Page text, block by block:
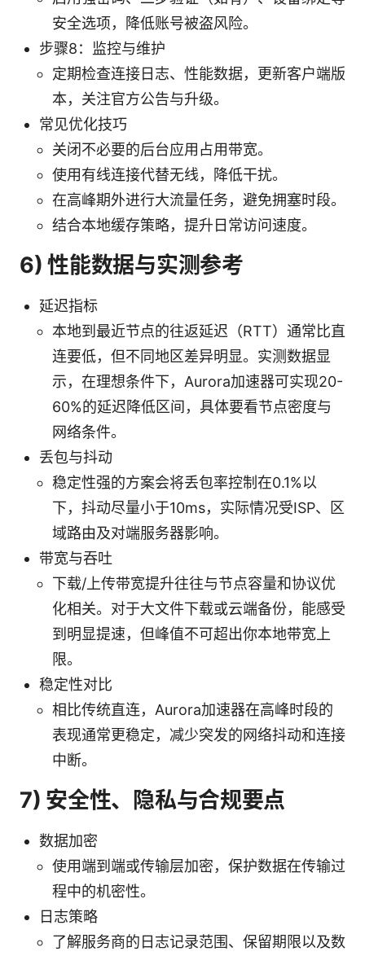
安全选项，降低账号被盗风险。
步骤8：监控与维护
定期检查连接日志、性能数据，更新客户端版
本，关注官方公告与升级。
常见优化技巧
关闭不必要的后台应用占用带宽。
使用有线连接代替无线，降低干扰。
在高峰期外进行大流量任务，避免拥塞时段。
结合本地缓存策略，提升日常访问速度。
6) 性能数据与实测参考
延迟指标
本地到最近节点的往返延迟（RTT）通常比直
连要低，但不同地区差异明显。实测数据显
示，在理想条件下，Aurora加速器可实现20-
60%的延迟降低区间，具体要看节点密度与
网络条件。
丢包与抖动
稳定性强的方案会将丢包率控制在0.1%以
下，抖动尽量小于10ms，实际情况受ISP、区
域路由及对端服务器影响。
带宽与吞吐
下载/上传带宽提升往往与节点容量和协议优
化相关。对于大文件下载或云端备份，能感受
到明显提速，但峰值不可超出你本地带宽上
限。
稳定性对比
相比传统直连，Aurora加速器在高峰时段的
表现通常更稳定，减少突发的网络抖动和连接
中断。
7) 安全性、隐私与合规要点
数据加密
使用端到端或传输层加密，保护数据在传输过
程中的机密性。
日志策略
了解服务商的日志记录范围、保留期限以及数